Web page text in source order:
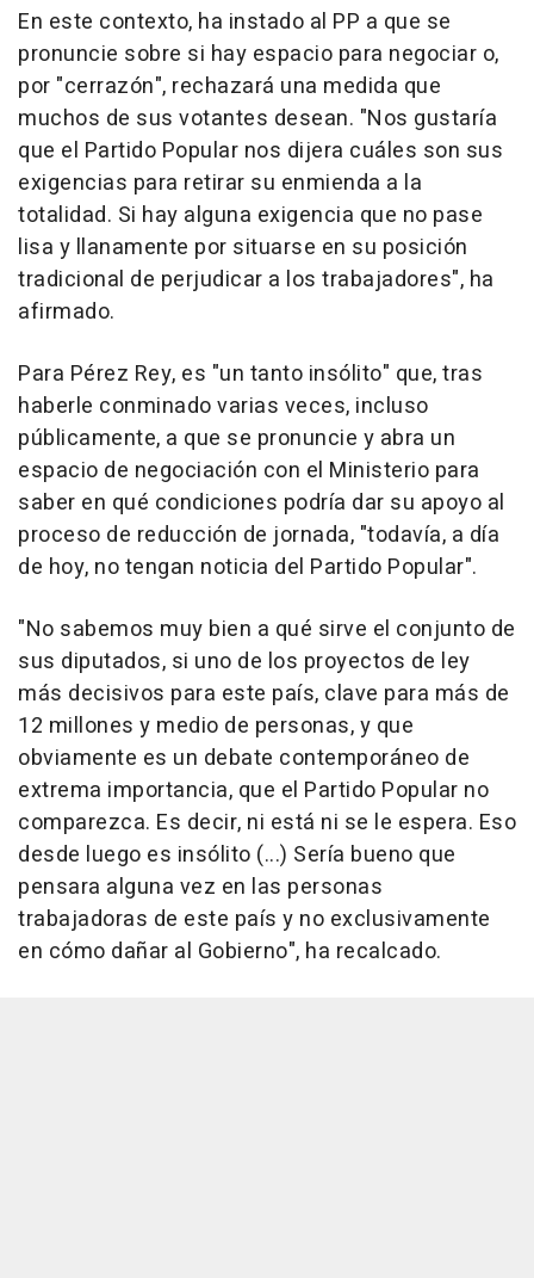
En este contexto, ha instado al PP a que se
pronuncie sobre si hay espacio para negociar o,
por "cerrazón", rechazará una medida que
muchos de sus votantes desean. "Nos gustaría
que el Partido Popular nos dijera cuáles son sus
exigencias para retirar su enmienda a la
totalidad. Si hay alguna exigencia que no pase
lisa y llanamente por situarse en su posición
tradicional de perjudicar a los trabajadores", ha
afirmado.
Para Pérez Rey, es "un tanto insólito" que, tras
haberle conminado varias veces, incluso
públicamente, a que se pronuncie y abra un
espacio de negociación con el Ministerio para
saber en qué condiciones podría dar su apoyo al
proceso de reducción de jornada, "todavía, a día
de hoy, no tengan noticia del Partido Popular".
"No sabemos muy bien a qué sirve el conjunto de
sus diputados, si uno de los proyectos de ley
más decisivos para este país, clave para más de
12 millones y medio de personas, y que
obviamente es un debate contemporáneo de
extrema importancia, que el Partido Popular no
comparezca. Es decir, ni está ni se le espera. Eso
desde luego es insólito (...) Sería bueno que
pensara alguna vez en las personas
trabajadoras de este país y no exclusivamente
en cómo dañar al Gobierno", ha recalcado.